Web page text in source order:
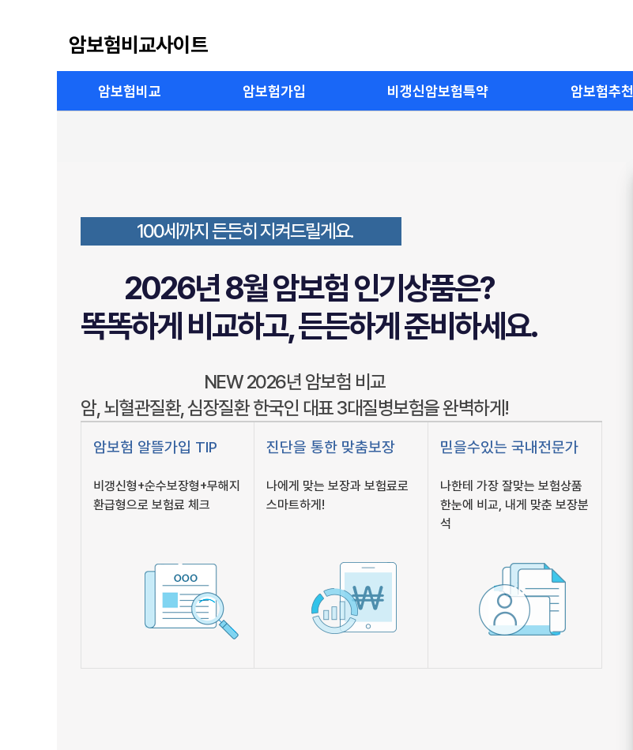
암보험비교사이트
암보험비교 암보험가입 비갱신암보험특약 암보험추천
100세까지 든든히 지켜드릴게요.
2026년 8월 암보험 인기상품은?
똑똑하게 비교하고, 든든하게 준비하세요.
NEW 2026년 암보험 비교
암, 뇌혈관질환, 심장질환 한국인 대표 3대질병보험을 완벽하게!
암보험 알뜰가입 TIP
비갱신형+순수보장형+무해지
환급형으로 보험료 체크
진단을 통한 맞춤보장
나에게 맞는 보장과 보험료로
스마트하게!
믿을수있는 국내전문가
나한테 가장 잘맞는 보험상품
한눈에 비교, 내게 맞춘 보장분
석